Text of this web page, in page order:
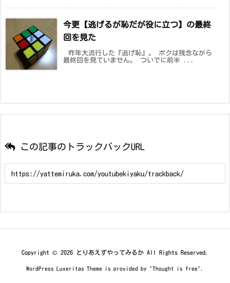
今更【逃げるが恥だが役に立つ】の最終
回を見た
昨年大流行した『逃げ恥』。 ボクは残念ながら
最終回を見ていません。 ついでに前半 ...
この記事のトラックバックURL
Copyright © 2026 とりあえずやってみるか All Rights Reserved.
WordPress Luxeritas Theme is provided by "Thought is free".